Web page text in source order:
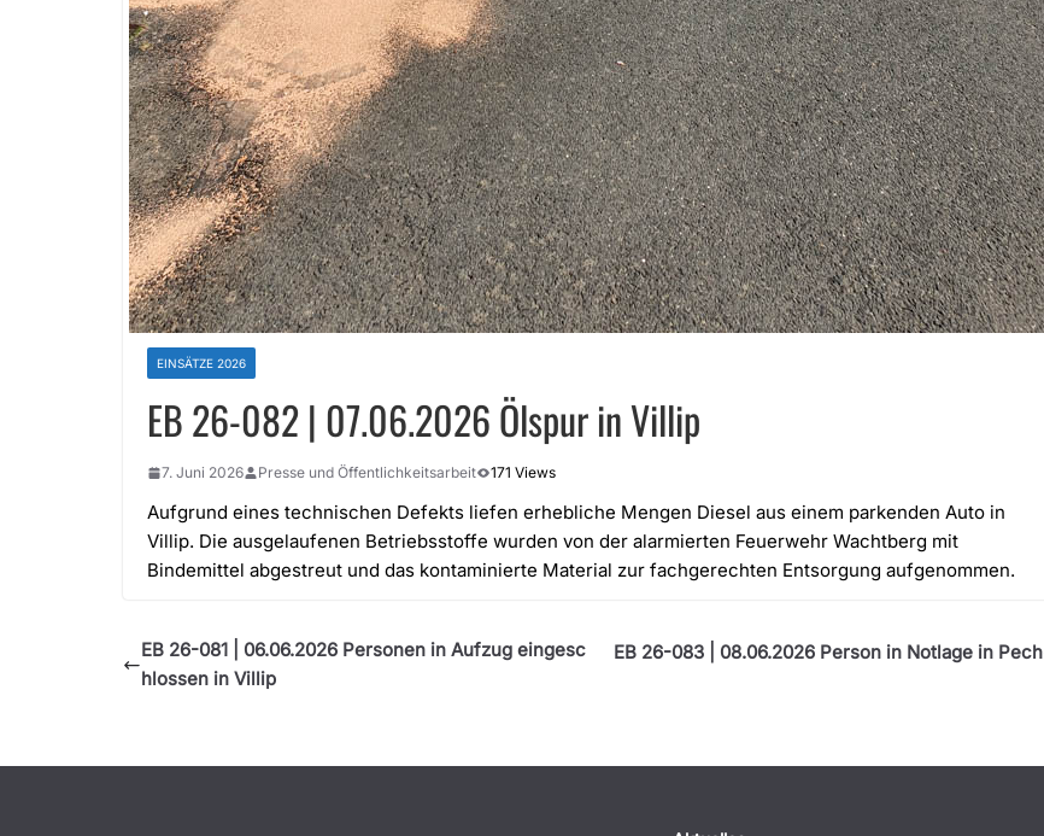
EINSÄTZE 2026
EB 26-082 | 07.06.2026 Ölspur in Villip
7. Juni 2026 Presse und Öffentlichkeitsarbeit 171 Views
Aufgrund eines technischen Defekts liefen erhebliche Mengen Diesel aus einem parkenden Auto in
Villip. Die ausgelaufenen Betriebsstoffe wurden von der alarmierten Feuerwehr Wachtberg mit
Bindemittel abgestreut und das kontaminierte Material zur fachgerechten Entsorgung aufgenommen.
EB 26-081 | 06.06.2026 Personen in Aufzug eingesc
hlossen in Villip
EB 26-083 | 08.06.2026 Person in Notlage in Pech